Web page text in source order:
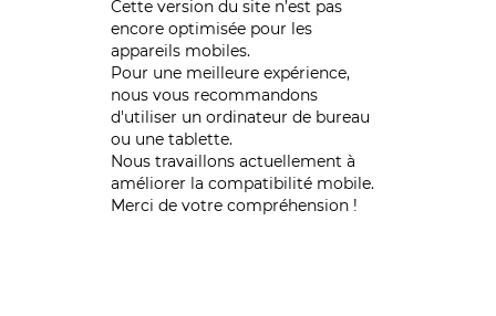
Cette version du site n’est pas
encore optimisée pour les
appareils mobiles.
Pour une meilleure expérience,
nous vous recommandons
d'utiliser un ordinateur de bureau
ou une tablette.
Nous travaillons actuellement à
améliorer la compatibilité mobile.
Merci de votre compréhension !